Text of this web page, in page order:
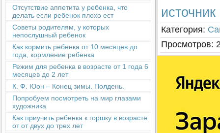
Отсутствие аппетита у ребенка, что
делать если ребенок плохо ест
Советы родителям, у которых
непослушный ребенок
Как кормить ребенка от 10 месяцев до
года, кормление ребенка
Режим для ребенка в возрасте от 1 года 6
месяцев до 2 лет
К. Ф. Юон – Конец зимы. Полдень.
Попробуем посмотреть на мир глазами
художника
Как приучить ребенка к горшку в возрасте
от от двух до трех лет
источник
Категория:
Просмотров: